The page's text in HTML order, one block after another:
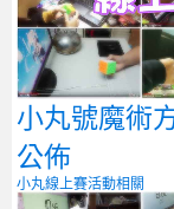
小丸號魔術
公佈
小丸線上賽活動相關